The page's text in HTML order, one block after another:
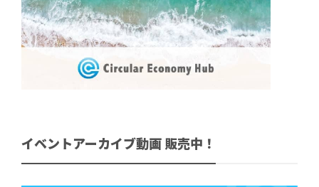
イベントアーカイブ動画 販売中！